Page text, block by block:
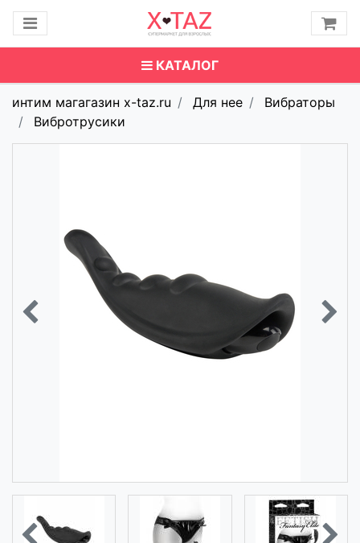
КАТАЛОГ
интим магагазин x-taz.ru Для нее
Вибраторы
Вибротрусики